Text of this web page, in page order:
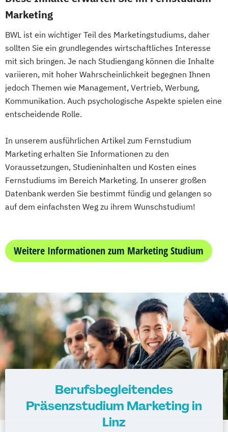
Verfahrenstechnische Produktion
Real Estate Management
Videojournalismus
Wirtschaftsingenieurwesen
Marketing
BWL ist ein wichtiger Teil des Marketingstudiums, daher
sollten Sie ein grundlegendes wirtschaftliches Interesse
mit sich bringen. Je nach Studiengang können die Inhalte
variieren, mit hoher Wahrscheinlichkeit begegnen Ihnen
jedoch Themen wie Management, Vertrieb, Werbung,
Kommunikation. Auch psychologische Aspekte spielen eine
entscheidende Rolle.
In unserem ausführlichen Artikel zum Fernstudium
Marketing erhalten Sie Informationen zu den
Voraussetzungen, Studieninhalten und Kosten eines
Fernstudiums im Bereich Marketing. In unserer großen
Datenbank werden Sie bestimmt fündig und gelangen so
auf dem einfachsten Weg zu ihrem Wunschstudium!
Weitere Informationen zum Marketing Studium
Berufsbegleitendes
Präsenzstudium Marketing in
Linz